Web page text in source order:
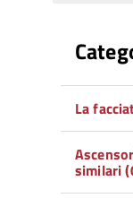
La
similari